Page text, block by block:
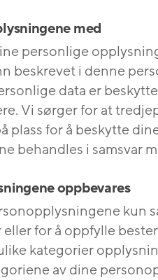
med
personlige
beskrevet i denne
data er
Vi sørger for at
plass for å beskytte
behandles i samsvar
oppbevares
kun
for å oppfylle
kategorier
av dine